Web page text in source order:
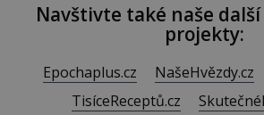
Navštivte také naše
projekty:
Epochaplus.cz NašeHvězdy.cz
TisíceReceptů.cz